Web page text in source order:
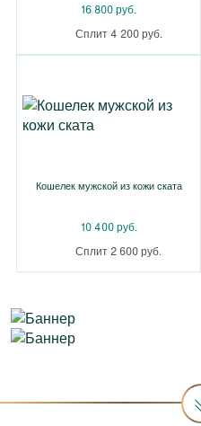
16 800 руб.
Сплит 4 200 руб.
Кошелек мужской из кожи ската
10 400 руб.
Сплит 2 600 руб.